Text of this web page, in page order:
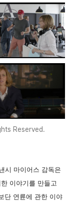
Reserved.
시 마이어스 감독은
이야기를 만들고
단 연륜에 관한 이야